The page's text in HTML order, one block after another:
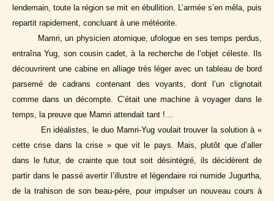
lendemain, toute la région se mit en ébullition. L’armée s’en mêla, puis
repartit rapidement, concluant à une météorite.
Mamri, un physicien atomique, ufologue en ses temps perdus,
entraîna Yug, son cousin cadet, à la recherche de l’objet céleste. Ils
découvrirent une cabine en alliage très léger avec un tableau de bord
parsemé de cadrans contenant des voyants, dont l’un clignotait
comme dans un décompte. C’était une machine à voyager dans le
temps, la preuve que Mamri attendait tant !…
En idéalistes, le duo Mamri-Yug voulait trouver la solution à «
cette crise dans la crise » que vit le pays. Mais, plutôt que d’aller
dans le futur, de crainte que tout soit désintégré, ils décidèrent de
partir dans le passé avertir l’illustre et légendaire roi numide Jugurtha,
de la trahison de son beau-père, pour impulser un nouveau cours à